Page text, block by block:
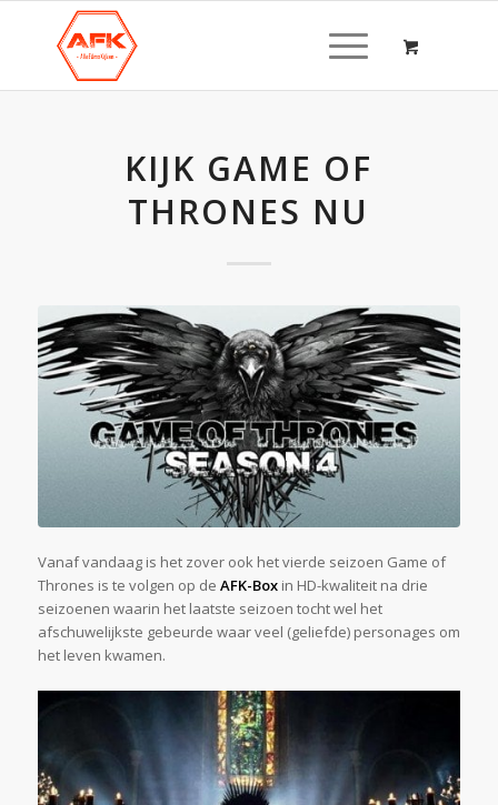
KIJK GAME OF
THRONES NU
Vanaf vandaag is het zover ook het vierde seizoen Game of
Thrones is te volgen op de AFK-Boxin HD-kwaliteit na drie
seizoenen waarin het laatste seizoen tocht wel het
afschuwelijkste gebeurde waar veel (geliefde) personages om
het leven kwamen.